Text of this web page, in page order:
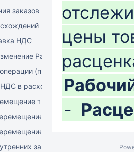
заказов на продажу
при отгрузке товара
НДС
Расчетной ставки НДС
(продажа)
в расходных документах
товаров
через документ
через накладные (РБ)
заказов
цены
-